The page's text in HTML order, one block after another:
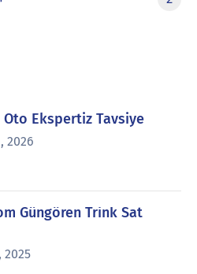
Oto Ekspertiz Tavsiye
2026
Güngören Trink Sat
2025